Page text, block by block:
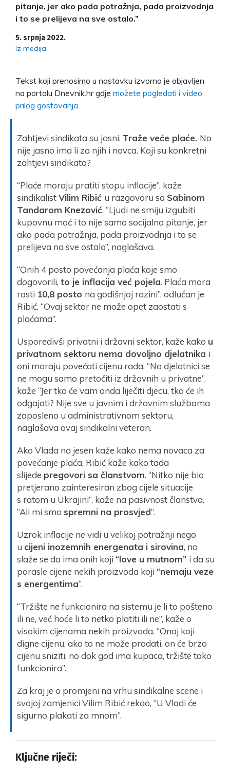
pitanje, jer ako pada potražnja, pada proizvodnja
i to se prelijeva na sve ostalo.”
5. srpnja 2022.
Iz medija
Tekst koji prenosimo u nastavku izvorno je objavljen
na portalu Dnevnik.hr gdje možete pogledati i video
prilog gostovanja
Zahtjevi sindikata su jasni. Traže veće plaće. No
nije jasno ima li za njih i novca. Koji su konkretni
zahtjevi sindikata?
“Plaće moraju pratiti stopu inflacije”, kaže
sindikalistVilim Ribić u razgovoru sa Sabinom
Tandarom Knezović. “Ljudi ne smiju izgubiti
kupovnu moć i to nije samo socijalno pitanje, jer
ako pada potražnja, pada proizvodnja i to se
prelijeva na sve ostalo”, naglašava.
“Onih 4 posto povećanja plaća koje smo
dogovorili, to je inflacija već pojela. Plaća mora
rasti 10,8 posto na godišnjoj razini”, odlučan je
Ribić. “Ovaj sektor ne može opet zaostati s
plaćama”.
Usporedivši privatni i državni sektor, kaže kako u
privatnom sektoru nema dovoljno djelatnika i
oni moraju povećati cijenu rada. “No djelatnici se
ne mogu samo pretočiti iz državnih u privatne”,
kaže “Jer tko će vam onda liječiti djecu, tko će ih
odgajati? Nije sve u javnim i državnim službama
zaposleno u administrativnom sektoru,
naglašava ovaj sindikalni veteran.
Ako Vlada na jesen kaže kako nema novaca za
povećanje plaća, Ribić kaže kako tada
slijede pregovori sa članstvom. “Nitko nije bio
pretjerano zainteresiran zbog cijele situacije
s ratom u Ukrajini”, kaže na pasivnost članstva.
“Ali mi smo spremni na prosvjed“.
Uzrok inflacije ne vidi u velikoj potražnji nego
u cijeni inozemnih energenata i sirovina, no
slaže se da ima onih koji “love u mutnom” i da su
porasle cijene nekih proizvoda koji “nemaju veze
s energentima“.
“Tržište ne funkcionira na sistemu je li to pošteno
ili ne, već hoće li to netko platiti ili ne”, kaže o
visokim cijenama nekih proizvoda. “Onaj koji
digne cijenu, ako to ne može prodati, on će brzo
cijenu sniziti, no dok god ima kupaca, tržište tako
funkcionira”.
Za kraj je o promjeni na vrhu sindikalne scene i
svojoj zamjenici Vilim Ribić rekao, “U Vladi će
sigurno plakati za mnom”.
Ključne riječi: